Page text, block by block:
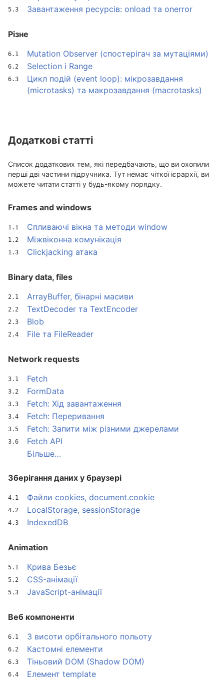
Завантаження ресурсів: onload та onerror
Різне
Mutation Observer (спостерігач за мутаціями)
Selection і Range
Цикл подій (event loop): мікрозавдання
(microtasks) та макрозавдання (macrotasks)
Додаткові статті
Список додаткових тем, які передбачають, що ви охопили
перші дві частини підручника. Тут немає чіткої ієрархії, ви
можете читати статті у будь-якому порядку.
Frames and windows
Спливаючі вікна та методи window
Міжвіконна комунікація
Clickjacking атака
Binary data, files
ArrayBuffer, бінарні масиви
TextDecoder та TextEncoder
Blob
File та FileReader
Network requests
Fetch
FormData
Fetch: Хід завантаження
Fetch: Переривання
Fetch: Запити між різними джерелами
Fetch API
Більше…
Зберігання даних у браузері
Файли cookies, document.cookie
LocalStorage, sessionStorage
IndexedDB
Animation
Крива Безьє
CSS-анімації
JavaScript-анімації
Веб компоненти
З висоти орбітального польоту
Кастомні елементи
Тіньовий DOM (Shadow DOM)
Елемент template